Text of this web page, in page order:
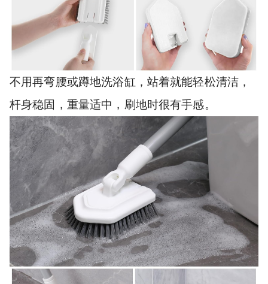
不用再弯腰或蹲地洗浴缸，站着就能轻松清洁，
杆身稳固，重量适中，刷地时很有手感。